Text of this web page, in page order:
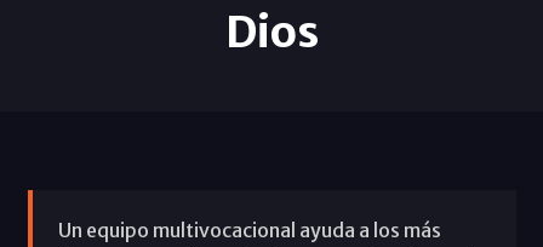
Dios
Un equipo multivocacional ayuda a los más